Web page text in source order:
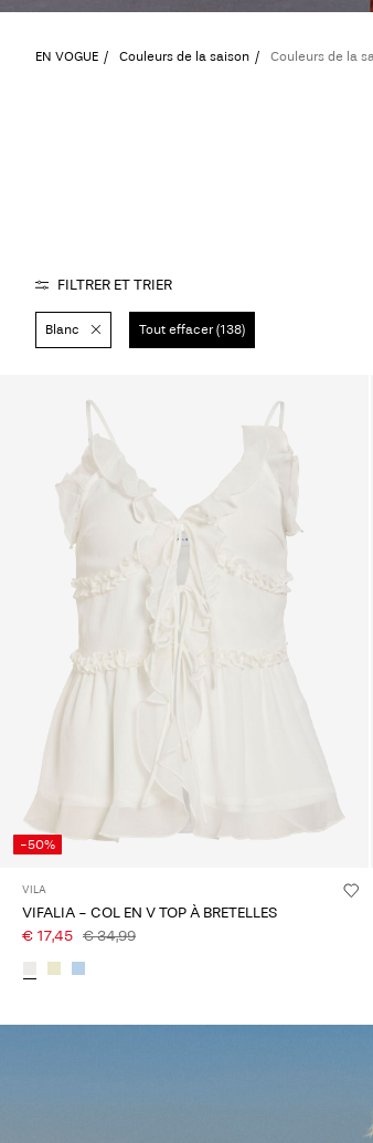
EN VOGUE Couleurs de la saison Couleurs de la
FILTRER ET TRIER
Blanc Tout effacer (138)
-50%
VILA
VIFALIA - COL EN V TOP À BRETELLES
€ 17,45 € 34,99